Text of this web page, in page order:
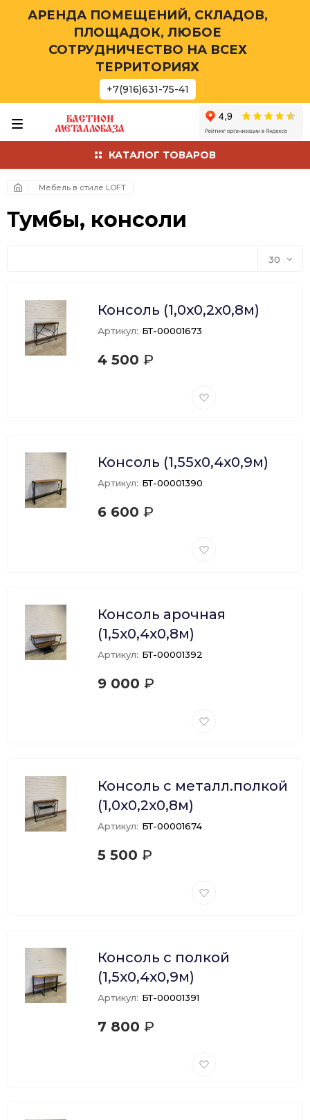
АРЕНДА ПОМЕЩЕНИЙ, СКЛАДОВ,
ПЛОЩАДОК, ЛЮБОЕ
СОТРУДНИЧЕСТВО НА ВСЕХ
ТЕРРИТОРИЯХ
+7(916)631-75-41
КАТАЛОГ ТОВАРОВ
Мебель в стиле LOFT
Тумбы, консоли
30
Консоль (1,0х0,2х0,8м)
Артикул: БТ-00001673
4 500 ₽
Добавить
Консоль (1,55х0,4х0,9м)
Артикул: БТ-00001390
6 600 ₽
Добавить
Консоль арочная
(1,5х0,4х0,8м)
Артикул: БТ-00001392
9 000 ₽
Добавить
Консоль с металл.полкой
(1,0х0,2х0,8м)
Артикул: БТ-00001674
5 500 ₽
Добавить
Консоль с полкой
(1,5х0,4х0,9м)
Артикул: БТ-00001391
7 800 ₽
Добавить